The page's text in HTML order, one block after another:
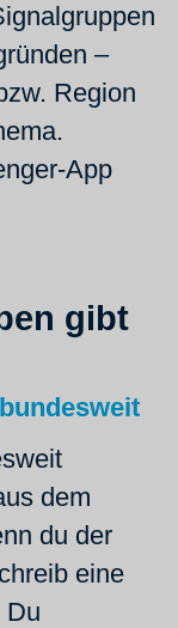
–
Region
App
gibt
dem
du der
eine
Du